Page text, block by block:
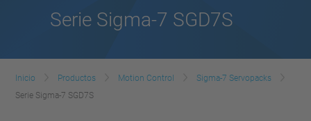
Serie Sigma-7 SGD7S
Inicio Productos Motion Control
Sigma-7 Servopacks
Serie Sigma-7 SGD7S